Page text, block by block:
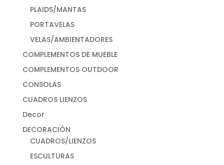
PLAIDS/MANTAS
PORTAVELAS
VELAS/AMBIENTADORES
COMPLEMENTOS DE MUEBLE
COMPLEMENTOS OUTDOOR
CONSOLAS
CUADROS LIENZOS
Decor
DECORACIÓN
CUADROS/LIENZOS
ESCULTURAS